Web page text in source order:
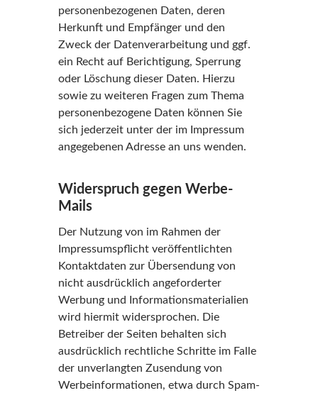
personenbezogenen Daten, deren
Herkunft und Empfänger und den
Zweck der Datenverarbeitung und ggf.
ein Recht auf Berichtigung, Sperrung
oder Löschung dieser Daten. Hierzu
sowie zu weiteren Fragen zum Thema
personenbezogene Daten können Sie
sich jederzeit unter der im Impressum
angegebenen Adresse an uns wenden.
Widerspruch gegen Werbe-
Mails
Der Nutzung von im Rahmen der
Impressumspflicht veröffentlichten
Kontaktdaten zur Übersendung von
nicht ausdrücklich angeforderter
Werbung und Informationsmaterialien
wird hiermit widersprochen. Die
Betreiber der Seiten behalten sich
ausdrücklich rechtliche Schritte im Falle
der unverlangten Zusendung von
Werbeinformationen, etwa durch Spam-